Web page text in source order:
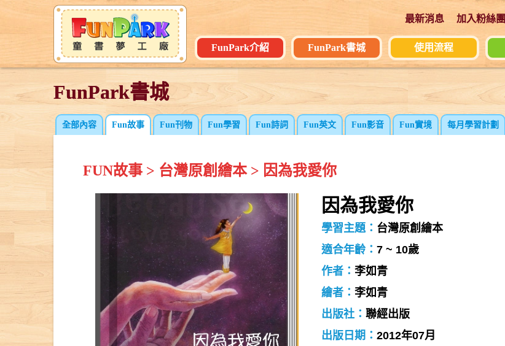
最新消息 加入粉絲團
FunPark介紹 FunPark書城 使用流程
FunPark書城
FunPark書城
全部內容 Fun故事 Fun刊物 Fun學習 Fun詩詞 Fun英文 Fun影音 Fun實境 每月學習計劃
FUN故事> 台灣原創繪本> 因為我愛你
因為我愛你
學習主題： 台灣原創繪本
適合年齡： 7 ~ 10歲
作者： 李如青
繪者： 李如青
出版社： 聯經出版
出版日期： 2012年07月